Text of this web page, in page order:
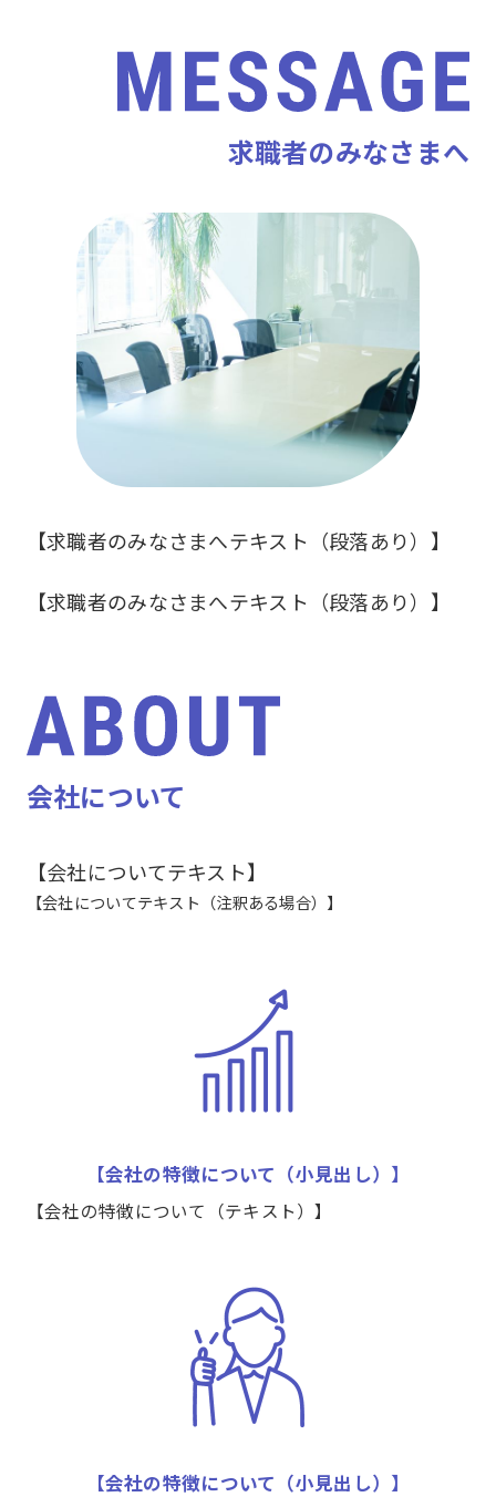
求職者のみなさまへ
【求職者のみなさまへテキスト（段落あり）】
【求職者のみなさまへテキスト（段落あり）】
会社について
【会社についてテキスト】
【会社についてテキスト（注釈ある場合）】
【会社の特徴について（小見出し）】
【会社の特徴について（テキスト）】
【会社の特徴について（小見出し）】